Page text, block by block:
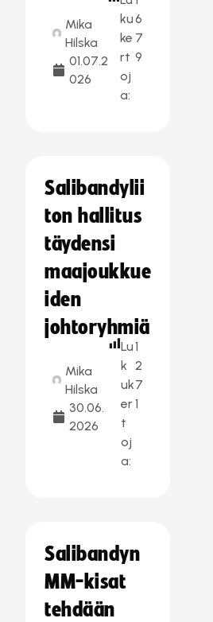
Mika
Hilska
01.07.2
026
ku
ke
rt
oj
a:
6
7
9
Salibandylii
ton hallitus
täydensi
maajoukkue
iden
johtoryhmiä
Mika
Hilska
30.06.
2026
Lu
k
uk
er
t
oj
a:
1
2
7
1
Salibandyn
MM-kisat
tehdään